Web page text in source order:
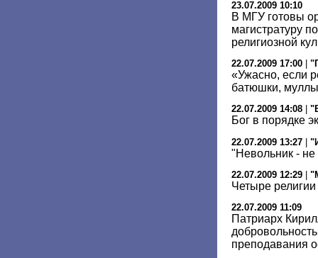
23.07.2009 10:10
В МГУ готовы
магистратуру
религиозной
22.07.2009 17:00
«Ужасно, если
батюшки,
22.07.2009 14:08
Бог в порядке
22.07.2009 13:27
"Невольник - не
22.07.2009 12:29
Четыре
22.07.2009 11:09
Патриарх
преподавания